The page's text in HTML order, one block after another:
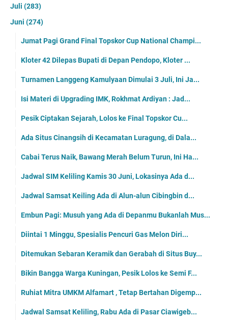
Juli (283)
Juni (274)
Jumat Pagi Grand Final Topskor Cup National Champi...
Kloter 42 Dilepas Bupati di Depan Pendopo, Kloter ...
Turnamen Langgeng Kamulyaan Dimulai 3 Juli, Ini Ja...
Isi Materi di Upgrading IMK, Rokhmat Ardiyan : Jad...
Pesik Ciptakan Sejarah, Lolos ke Final Topskor Cu...
Ada Situs Cinangsih di Kecamatan Luragung, di Dala...
Cabai Terus Naik, Bawang Merah Belum Turun, Ini Ha...
Jadwal SIM Keliling Kamis 30 Juni, Lokasinya Ada d...
Jadwal Samsat Keiling Ada di Alun-alun Cibingbin d...
Embun Pagi: Musuh yang Ada di Depanmu Bukanlah Mus...
Diintai 1 Minggu, Spesialis Pencuri Gas Melon Diri...
Ditemukan Sebaran Keramik dan Gerabah di Situs Buy...
Bikin Bangga Warga Kuningan, Pesik Lolos ke Semi F...
Ruhiat Mitra UMKM Alfamart , Tetap Bertahan Digemp...
Jadwal Samsat Keliling, Rabu Ada di Pasar Ciawigeb...